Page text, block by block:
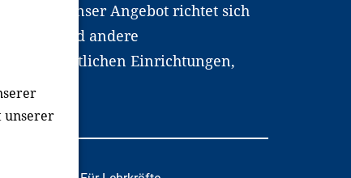
dabei. Unser Angebot richtet sich
und andere
Einrichtungen,
unserer